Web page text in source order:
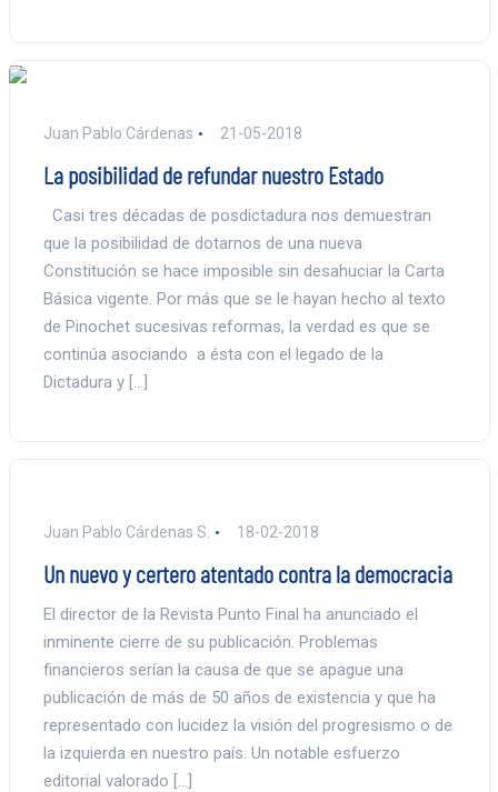
Juan Pablo Cárdenas 21-05-2018
La posibilidad de refundar nuestro Estado
Casi tres décadas de posdictadura nos demuestran
que la posibilidad de dotarnos de una nueva
Constitución se hace imposible sin desahuciar la Carta
Básica vigente. Por más que se le hayan hecho al texto
de Pinochet sucesivas reformas, la verdad es que se
continúa asociando a ésta con el legado de la
Dictadura y […]
Juan Pablo Cárdenas S. 18-02-2018
Un nuevo y certero atentado contra la democracia
El director de la Revista Punto Final ha anunciado el
inminente cierre de su publicación. Problemas
financieros serían la causa de que se apague una
publicación de más de 50 años de existencia y que ha
representado con lucidez la visión del progresismo o de
la izquierda en nuestro país. Un notable esfuerzo
editorial valorado […]